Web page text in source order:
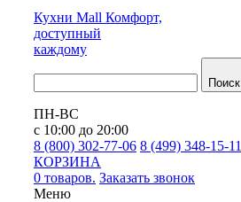
Кухни Mall Комфорт,
доступный
каждому
Поиск
ПН-ВС
с 10:00 до 20:00
8 (800) 302-77-06 8 (499) 348-15-11
КОРЗИНА
0 товаров. Заказать звонок
Меню